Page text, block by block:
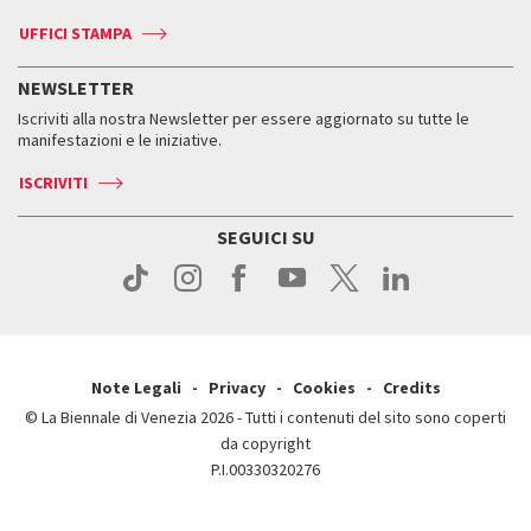
Press
Accrediti
Come raggiungerci
Accrediti
Come raggiungerci
Contatti
Press
Press
Edizioni passate
Orari e sedi
Biglietti
Servizi al pubblico
Come raggiungerci
Contatti
ASAC DATI
Storia
Orari e sedi
UFFICI STAMPA
NEWSLETTER
Iscriviti alla nostra Newsletter per essere aggiornato su tutte le
manifestazioni e le iniziative.
ISCRIVITI
SEGUICI SU
Note Legali Privacy Cookies
Credits
© La Biennale di Venezia 2026 - Tutti i contenuti del sito sono coperti
da copyright
P.I.00330320276